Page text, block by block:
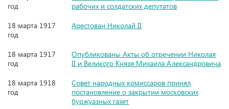
год
рабочих и солдатских депутатов
18 марта 1917
год
Арестован Николай II
18 марта 1917
год
Опубликованы Акты об отречении Николая
II и Великого Князя Михаила Александровича
18 марта 1918
год
Совет народных комиссаров принял
постановление о закрытии московских
буржуазных газет